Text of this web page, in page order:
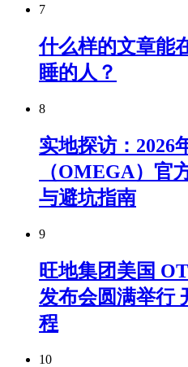
7
什么样的文章能
睡的人？
8
实地探访：2026
（OMEGA）官
与避坑指南
9
旺地集团美国
发布会圆满举行
程
10